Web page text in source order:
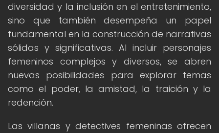
diversidad y la inclusión en el entretenimiento,
sino que también desempeña un papel
fundamental en la construcción de narrativas
sólidas y significativas. Al incluir personajes
femeninos complejos y diversos, se abren
nuevas posibilidades para explorar temas
como el poder, la amistad, la traición y la
redención.
Las villanas y detectives femeninas ofrecen